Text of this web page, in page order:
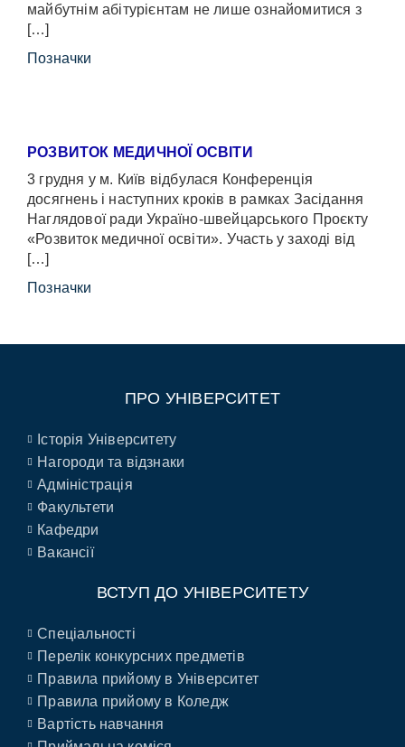
майбутнім абітурієнтам не лише ознайомитися з
[…]
Позначки
РОЗВИТОК МЕДИЧНОЇ ОСВІТИ
3 грудня у м. Київ відбулася Конференція
досягнень і наступних кроків в рамках Засідання
Наглядової ради Україно-швейцарського Проєкту
«Розвиток медичної освіти». Участь у заході від
[…]
Позначки
ПРО УНІВЕРСИТЕТ
Історія Університету
Нагороди та відзнаки
Адміністрація
Факультети
Кафедри
Вакансії
ВСТУП ДО УНІВЕРСИТЕТУ
Спеціальності
Перелік конкурсних предметів
Правила прийому в Університет
Правила прийому в Коледж
Вартість навчання